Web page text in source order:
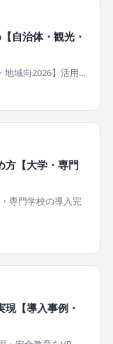
自治体・観光・
地域向2026】活用…
方【大学・専門
専門学校の導入完
【導入事例・